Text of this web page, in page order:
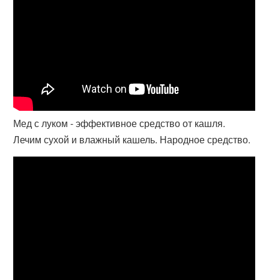
Мед с луком - эффективное средство от кашля.
Лечим сухой и влажный кашель. Народное средство.